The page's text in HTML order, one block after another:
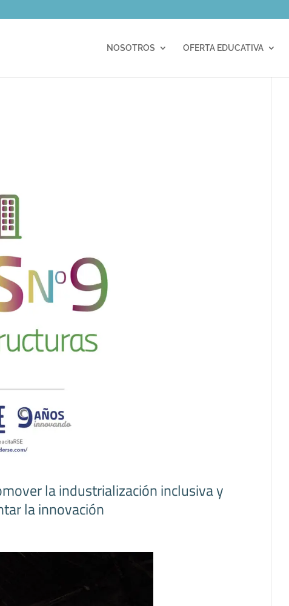
NOSOTROS OFERTA EDUCATIVA
la industrialización inclusiva y
la innovación